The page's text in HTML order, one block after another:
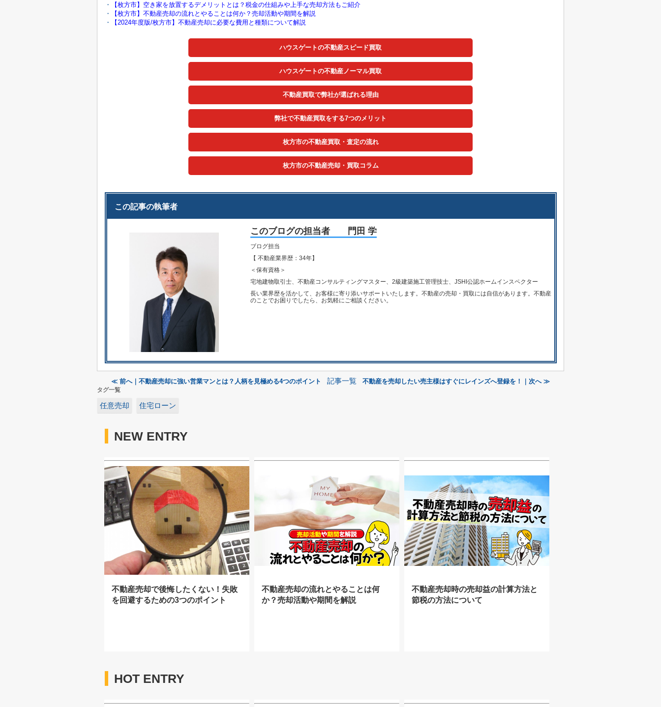
・
【枚方市】空き家を放置するデメリットとは？税金の仕組みや上手な売却方法もご紹介
・
【枚方市】不動産売却の流れとやることは何か？売却活動や期間を解説
・
【2024年度版/枚方市】不動産売却に必要な費用と種類について解説
ハウスゲートの不動産スピード買取
ハウスゲートの不動産ノーマル買取
不動産買取で弊社が選ばれる理由
弊社で不動産買取をする7つのメリット
枚方市の不動産買取・査定の流れ
枚方市の不動産売却・買取コラム
この記事の執筆者
このブログの担当者 門田 学
ブログ担当
【 不動産業界歴：34年】
＜保有資格＞
宅地建物取引士、不動産コンサルティングマスター、2級建築施工管理技士、JSHI公認ホームインスペクター
長い業界歴を活かして、お客様に寄り添いサポートいたします。不動産の売却・買取には自信があります。不動産
のことでお困りでしたら、お気軽にご相談ください。
≪ 前へ｜不動産売却に強い営業マンとは？人柄を見極める4つのポイント 記事一覧 不動産を売却したい売主様はすぐにレインズへ登録を！｜次へ ≫
タグ一覧
任意売却 住宅ローン
NEW ENTRY
不動産売却で後悔したくない！失敗
を回避するための3つのポイント
不動産売却の流れとやることは何
か？売却活動や期間を解説
不動産売却時の売却益の計算方法と
節税の方法について
HOT ENTRY